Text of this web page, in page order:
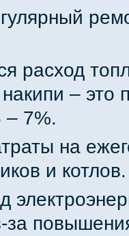
расход
– это
– 7%.
на
и котлов.
за